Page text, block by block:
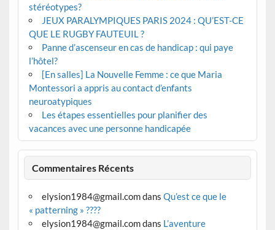
stéréotypes?
JEUX PARALYMPIQUES PARIS 2024 : QU’EST-CE
QUE LE RUGBY FAUTEUIL ?
Panne d’ascenseur en cas de handicap : qui paye
l’hôtel?
[En salles] La Nouvelle Femme : ce que Maria
Montessori a appris au contact d’enfants
neuroatypiques
Les étapes essentielles pour planifier des
vacances avec une personne handicapée
Commentaires Récents
elysion1984@gmail.comdans Qu’est ce que le
« patterning » ????
elysion1984@gmail.comdans L’aventure